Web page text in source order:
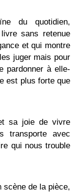
du quotidien,
sans retenue
et qui montre
juger mais pour
pardonner à elle-
est plus forte que
sa joie de vivre
transporte avec
qui nous trouble
scène de la pièce,